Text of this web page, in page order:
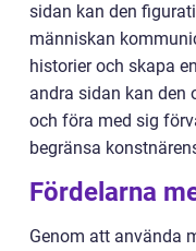
sidan kan den
människan
historier och skapa
andra sidan kan den
och föra med sig
begränsa
Fördelarna
Genom att använda